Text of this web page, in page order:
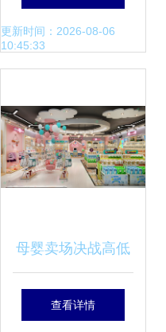
列母婴用品测评
更新时间：2026-08-06
10:45:33
母婴卖场决战高低
的关键 选址中的业
查看详情